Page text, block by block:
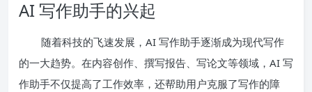
AI 写作助手的兴起
随着科技的飞速发展，AI 写作助手逐渐成为现代写作
的一大趋势。在内容创作、撰写报告、写论文等领域，AI 写
作助手不仅提高了工作效率，还帮助用户克服了写作的障